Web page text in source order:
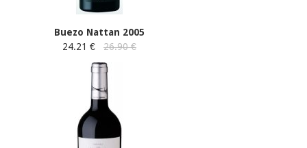
Buezo Nattan 2005
24.21 €
26.90 €